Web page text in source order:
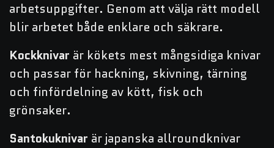
arbetsuppgifter. Genom att välja rätt modell
blir arbetet både enklare och säkrare.
Kockknivar är kökets mest mångsidiga knivar
och passar för hackning, skivning, tärning
och finfördelning av kött, fisk och
grönsaker.
Santokuknivar är japanska allroundknivar